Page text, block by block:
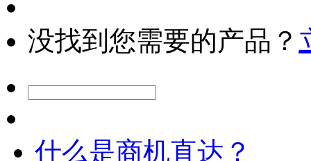
没找到您需要的产品？
什么是商机直达？